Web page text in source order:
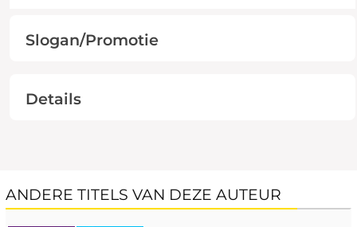
Slogan/Promotie
Details
ANDERE TITELS VAN DEZE AUTEUR